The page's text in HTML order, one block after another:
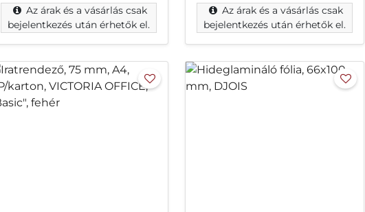
Az árak és a vásárlás csak
bejelentkezés után érhetők el.
Az árak és a vásárlás csak
bejelentkezés után érhetők el.